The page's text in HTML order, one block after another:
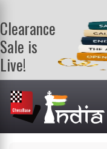
Clearance
Sale is
Live!
Get a FREE
book on
purchasing 2
or more
books. Valid